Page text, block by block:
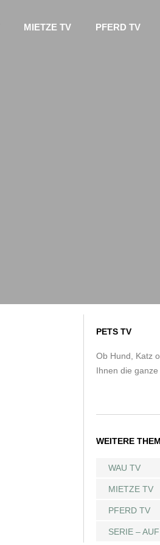
MIETZE TV PFERD TV
PETS TV
Ob Hund, Katz
Ihnen die
WEITERE
WAU TV
MIETZE TV
PFERD TV
SERIE –